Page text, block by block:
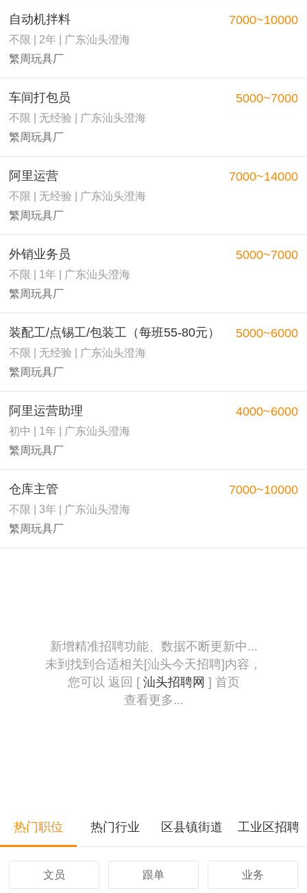
自动机拌料
不限 | 2年 | 广东汕头澄海
繁周玩具厂
7000~10000
车间打包员
不限 | 无经验 | 广东汕头澄海
繁周玩具厂
5000~7000
阿里运营
不限 | 无经验 | 广东汕头澄海
繁周玩具厂
7000~14000
外销业务员
不限 | 1年 | 广东汕头澄海
繁周玩具厂
5000~7000
装配工/点锡工/包装工（每班55-80元）
不限 | 无经验 | 广东汕头澄海
繁周玩具厂
5000~6000
阿里运营助理
初中 | 1年 | 广东汕头澄海
繁周玩具厂
4000~6000
仓库主管
不限 | 3年 | 广东汕头澄海
繁周玩具厂
7000~10000
新增精准招聘功能、数据不断更新中...
未到找到合适相关[汕头今天招聘]内容，
您可以 返回 [ 汕头招聘网 ] 首页
查看更多...
热门职位 热门行业 区县镇街道 工业区招聘
文员 跟单 业务